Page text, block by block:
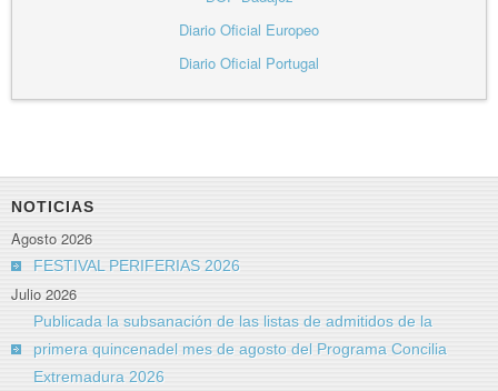
Diario Oficial Europeo
Diario Oficial Portugal
NOTICIAS
Agosto 2026
FESTIVAL PERIFERIAS 2026
Julio 2026
Publicada la subsanación de las listas de admitidos de la
primera quincenadel mes de agosto del Programa Concilia
Extremadura 2026